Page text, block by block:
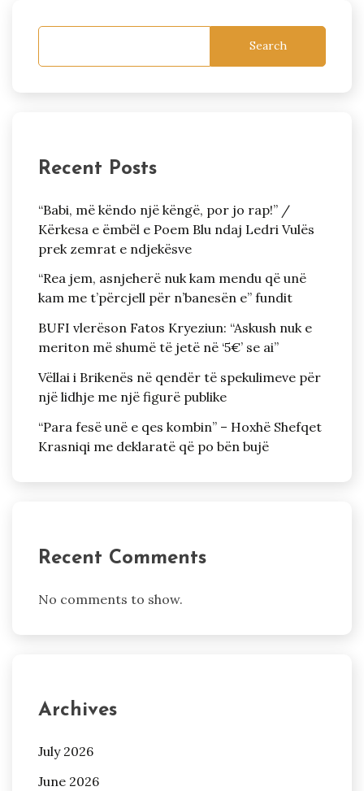
Search
Recent Posts
“Babi, më këndo një këngë, por jo rap!” /
Kërkesa e ëmbël e Poem Blu ndaj Ledri Vulës
prek zemrat e ndjekësve
“Rea jem, asnjeherë nuk kam mendu që unë
kam me t’përcjell për n’banesën e” fundit
BUFI vlerëson Fatos Kryeziun: “Askush nuk e
meriton më shumë të jetë në ‘5€’ se ai”
Vëllai i Brikenës në qendër të spekulimeve për
një lidhje me një figurë publike
“Para fesë unë e qes kombin” – Hoxhë Shefqet
Krasniqi me deklaratë që po bën bujë
Recent Comments
No comments to show.
Archives
July 2026
June 2026